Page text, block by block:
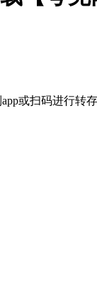
或扫码进行转存